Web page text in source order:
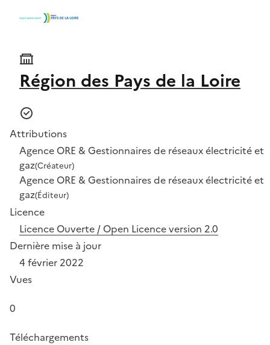
Région des Pays de la Loire
Attributions
Agence ORE & Gestionnaires de réseaux électricité et
gaz(Créateur)
Agence ORE & Gestionnaires de réseaux électricité et
gaz(Éditeur)
Licence
Licence Ouverte / Open Licence version 2.0
Dernière mise à jour
4 février 2022
Vues
0
Téléchargements